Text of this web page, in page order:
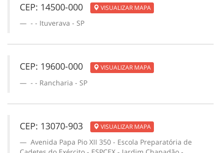
CEP: 14500-000 VISUALIZAR MAPA
- - Ituverava - SP
CEP: 19600-000 VISUALIZAR MAPA
- - Rancharia - SP
CEP: 13070-903 VISUALIZAR MAPA
Avenida Papa Pio XII 350 - Escola Preparatória de